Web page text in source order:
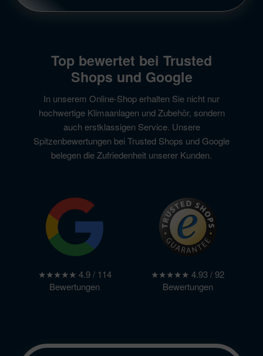
Top bewertet bei Trusted
Shops und Google
In unserem Online-Shop erhalten Sie nicht nur
hochwertige Klimaanlagen und Zubehör, sondern
auch erstklassigen Service. Unsere
Spitzenbewertungen bei Trusted Shops und Google
belegen die Zufriedenheit unserer Kunden.
★★★★★ 4.9 / 114
Bewertungen
★★★★★ 4.93 / 92
Bewertungen